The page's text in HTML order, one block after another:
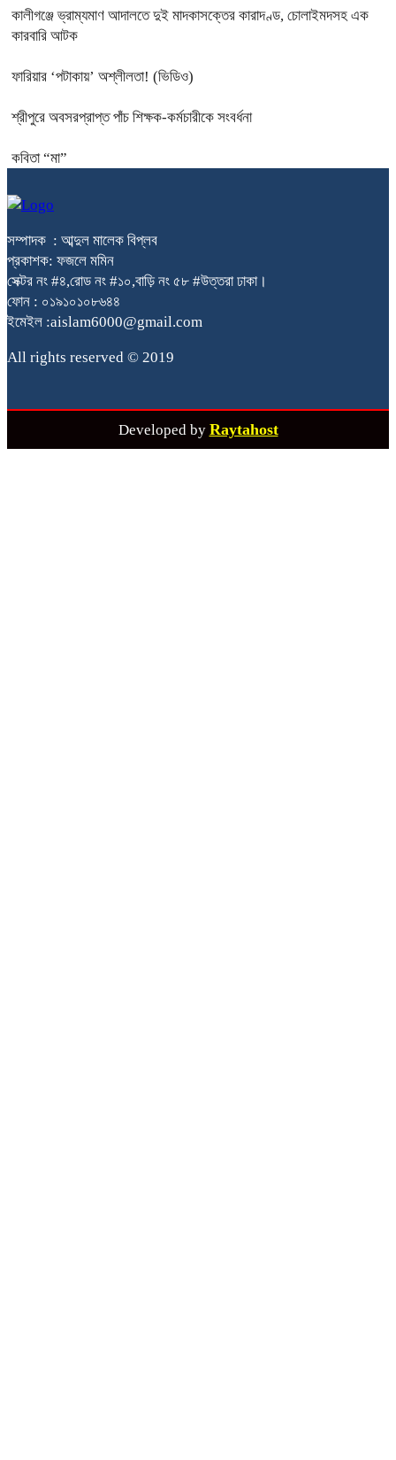
কালীগঞ্জে ভ্রাম্যমাণ আদালতে দুই মাদকাসক্তের কারাদণ্ড, চোলাইমদসহ এক
কারবারি আটক
ফারিয়ার ‘পটাকায়’ অশ্লীলতা! (ভিডিও)
শ্রীপুরে অবসরপ্রাপ্ত পাঁচ শিক্ষক-কর্মচারীকে সংবর্ধনা
কবিতা “মা”
সম্পাদক : আব্দুল মালেক বিপ্লব
প্রকাশক: ফজলে মমিন
সেক্টর নং #৪,রোড নং #১০,বাড়ি নং ৫৮ #উত্তরা ঢাকা।
ফোন : ০১৯১০১০৮৬৪৪
ইমেইল :aislam6000@gmail.com
All rights reserved © 2019
Developed by Raytahost